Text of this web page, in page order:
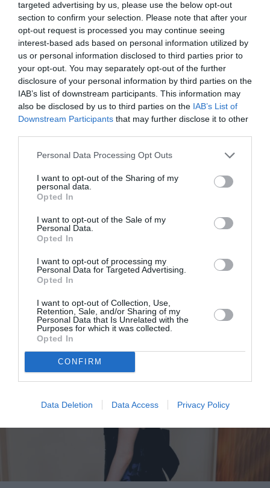
targeted advertising by us, please use the below opt-out
section to confirm your selection. Please note that after your
opt-out request is processed you may continue seeing
interest-based ads based on personal information utilized by
us or personal information disclosed to third parties prior to
your opt-out. You may separately opt-out of the further
disclosure of your personal information by third parties on the
IAB’s list of downstream participants. This information may
also be disclosed by us to third parties on the IAB’s List of
Downstream Participants that may further disclose it to other
Personal Data Processing Opt Outs
I want to opt-out of the Sharing of my
personal data.
Opted In
I want to opt-out of the Sale of my
Personal Data.
Opted In
I want to opt-out of processing my
Personal Data for Targeted Advertising.
Opted In
I want to opt-out of Collection, Use,
Retention, Sale, and/or Sharing of my
Personal Data that Is Unrelated with the
Purposes for which it was collected.
Opted In
CONFIRM
Data Deletion Data Access Privacy Policy
Mikey Madison: «Η ουσιαστική
απεικόνιση της σεξεργασίας στο
“Anora” σήμαινε πολλά για μένα»